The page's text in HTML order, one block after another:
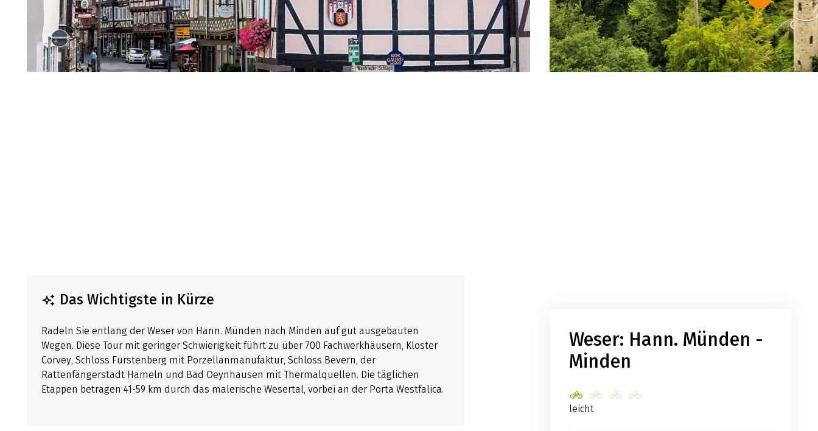
Das Wichtigste in Kürze
Radeln Sie entlang der Weser von Hann. Münden nach Minden auf gut ausgebauten
Wegen. Diese Tour mit geringer Schwierigkeit führt zu über 700 Fachwerkhäusern, Kloster
Corvey, Schloss Fürstenberg mit Porzellanmanufaktur, Schloss Bevern, der
Rattenfängerstadt Hameln und Bad Oeynhausen mit Thermalquellen. Die täglichen
Etappen betragen 41-59 km durch das malerische Wesertal, vorbei an der Porta Westfalica.
Weser: Hann. Münden -
Minden
leicht